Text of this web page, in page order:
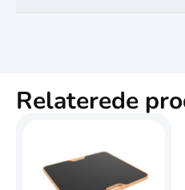
Relaterede